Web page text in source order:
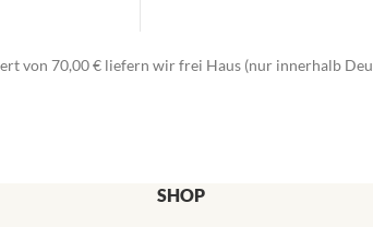
von 70,00 € liefern wir frei Haus (nur innerhalb
SHOP